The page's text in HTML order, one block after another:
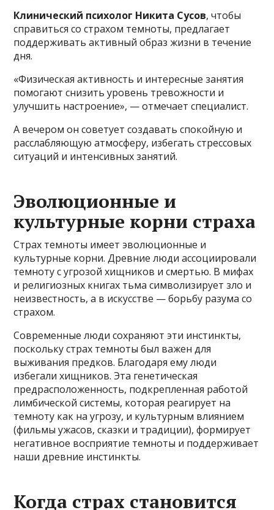
Клинический психолог Никита Сусов, чтобы
справиться со страхом темноты, предлагает
поддерживать активный образ жизни в течение
дня.
«Физическая активность и интересные занятия
помогают снизить уровень тревожности и
улучшить настроение», — отмечает специалист.
А вечером он советует создавать спокойную и
расслабляющую атмосферу, избегать стрессовых
ситуаций и интенсивных занятий.
Эволюционные и
культурные корни страха
Страх темноты имеет эволюционные и
культурные корни. Древние люди ассоциировали
темноту с угрозой хищников и смертью. В мифах
и религиозных книгах тьма символизирует зло и
неизвестность, а в искусстве — борьбу разума со
страхом.
Современные люди сохраняют эти инстинкты,
поскольку страх темноты был важен для
выживания предков. Благодаря ему люди
избегали хищников. Эта генетическая
предрасположенность, подкрепленная работой
лимбической системы, которая реагирует на
темноту как на угрозу, и культурным влиянием
(фильмы ужасов, сказки и традиции), формирует
негативное восприятие темноты и поддерживает
наши древние инстинкты.
Когда страх становится